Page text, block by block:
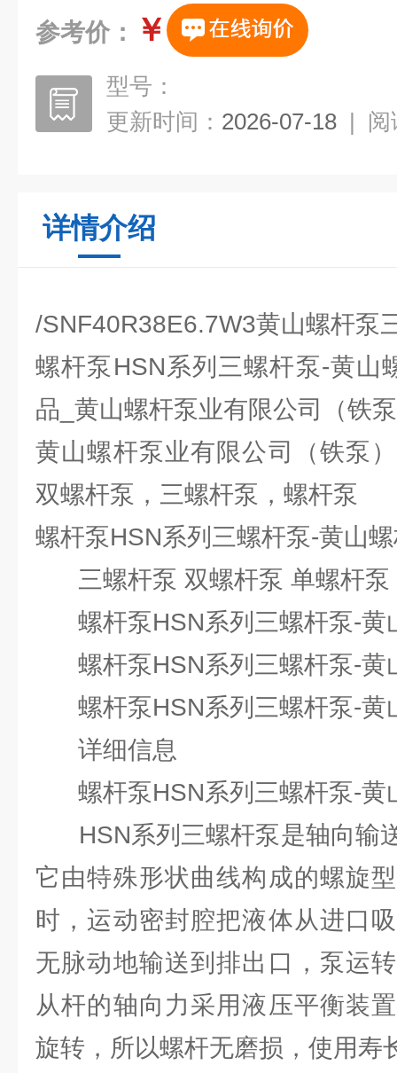
参考价： ￥
型号：
更新时间： 2026-07-18 | 阅
详情介绍
/SNF40R38E6.7W3黄山螺杆泵
螺杆泵HSN系列三螺杆泵-黄山
品_黄山螺杆泵业有限公司（铁
黄山螺杆泵业有限公司（铁泵
双螺杆泵，三螺杆泵，螺杆泵
螺杆泵HSN系列三螺杆泵-黄山
三螺杆泵 双螺杆泵 单螺杆泵
螺杆泵HSN系列三螺杆泵-黄
螺杆泵HSN系列三螺杆泵-黄
螺杆泵HSN系列三螺杆泵-黄
详细信息
螺杆泵HSN系列三螺杆泵-黄
HSN系列三螺杆泵是轴向输
它由特殊形状曲线构成的螺旋
时，运动密封腔把液体从进口
无脉动地输送到排出口，泵运
从杆的轴向力采用液压平衡装
旋转，所以螺杆无磨损，使用寿